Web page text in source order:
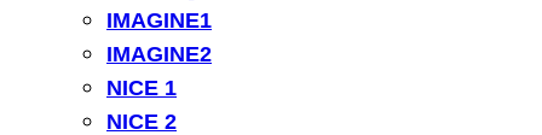
IMAGINE1
IMAGINE2
NICE 1
NICE 2